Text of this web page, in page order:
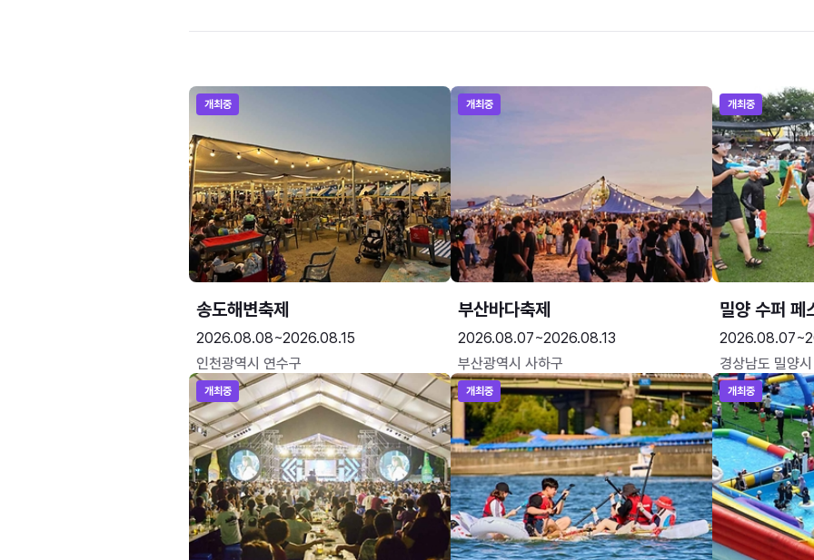
개최중
송도해변축제
2026.08.08~2026.08.15
인천광역시 연수구
개최중
부산바다축제
2026.08.07~2026.08.13
부산광역시 사하구
개최중
밀양 수퍼 페
경상남도 밀양시
개최중 개최중 개최중